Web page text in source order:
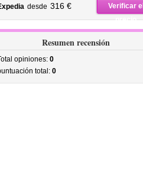
desde 316 €
Verificar el
precio
Resumen recensión
opiniones: 0
total: 0